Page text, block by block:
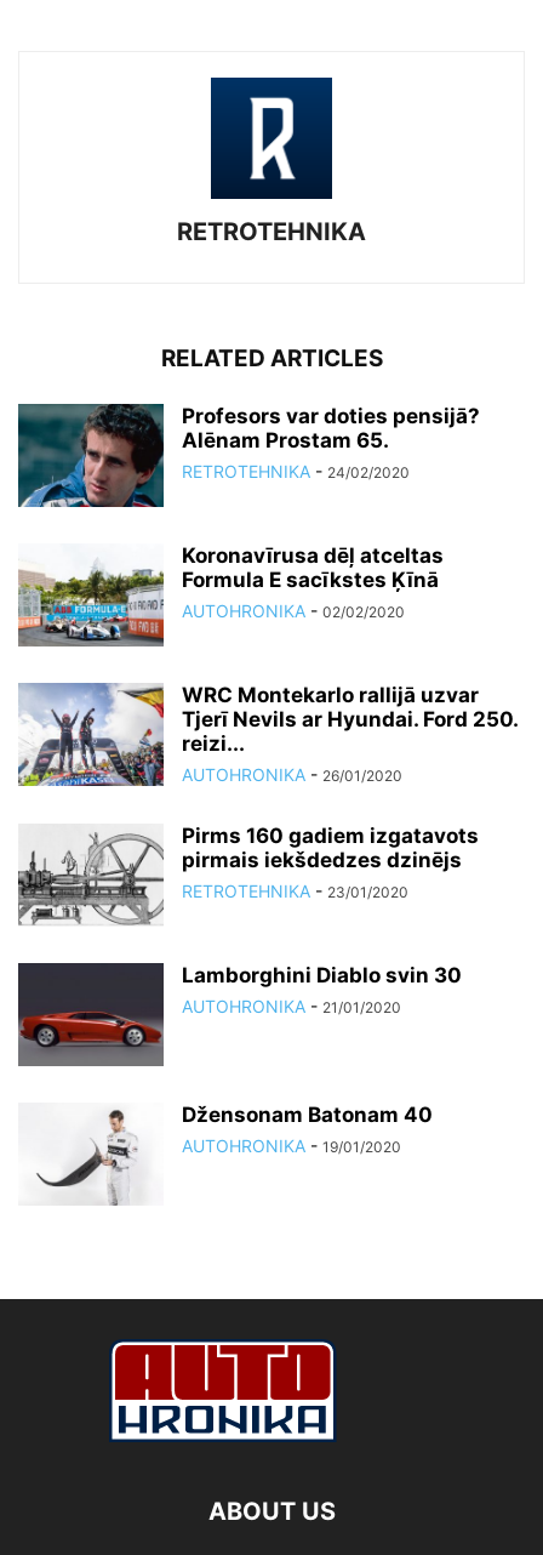
RETROTEHNIKA
RELATED ARTICLES
Profesors var doties pensijā?
Alēnam Prostam 65.
RETROTEHNIKA - 24/02/2020
Koronavīrusa dēļ atceltas
Formula E sacīkstes Ķīnā
AUTOHRONIKA - 02/02/2020
WRC Montekarlo rallijā uzvar
Tjerī Nevils ar Hyundai. Ford 250.
reizi...
AUTOHRONIKA - 26/01/2020
Pirms 160 gadiem izgatavots
pirmais iekšdedzes dzinējs
RETROTEHNIKA - 23/01/2020
Lamborghini Diablo svin 30
AUTOHRONIKA - 21/01/2020
Džensonam Batonam 40
AUTOHRONIKA - 19/01/2020
ABOUT US